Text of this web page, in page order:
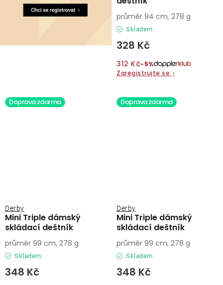
Skladem
328 Kč
312 Kč−5%
Zaregistrujte se ›
průměr 94 cm, 278 g
Doprava zdarma
Mini Triple dámský
skládací deštník
Derby
Skladem
348 Kč
průměr 99 cm, 278 g
Doprava zdarma
Mini Triple dámský
skládací deštník
Derby
Skladem
348 Kč
průměr 99 cm, 278 g